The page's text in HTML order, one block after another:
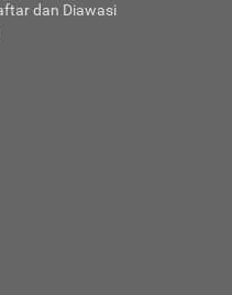
dan Diawasi